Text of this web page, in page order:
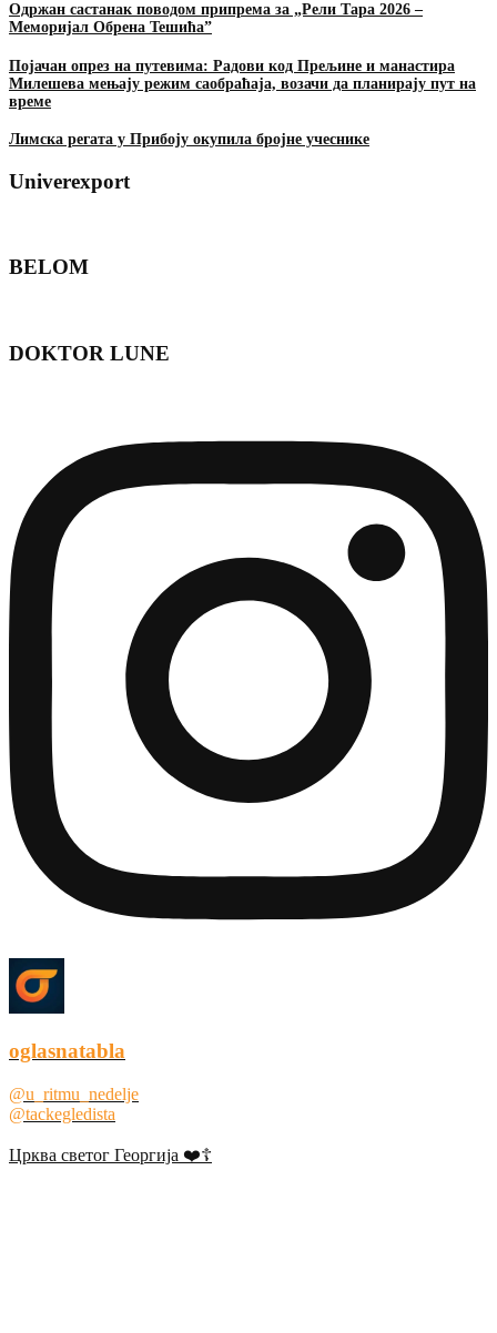
Одржан састанак поводом припрема за „Рели Тара 2026 –
Меморијал Обрена Тешића”
Појачан опрез на путевима: Радови код Прељине и манастира
Милешева мењају режим саобраћаја, возачи да планирају пут на
време
Лимска регата у Прибоју окупила бројне учеснике
Univerexport
BELOM
DOKTOR LUNE
oglasnatabla
@u_ritmu_nedelje
@tackegledista
Црква светог Георгија ❤️☦️